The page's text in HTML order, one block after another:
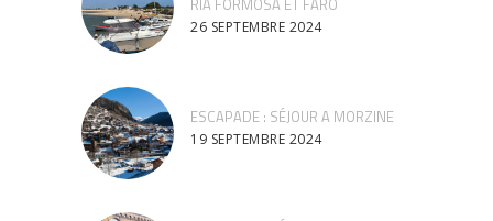
RIA FORMOSA ET FARO
26 SEPTEMBRE 2024
ESCAPADE : SÉJOUR A MORZINE
19 SEPTEMBRE 2024